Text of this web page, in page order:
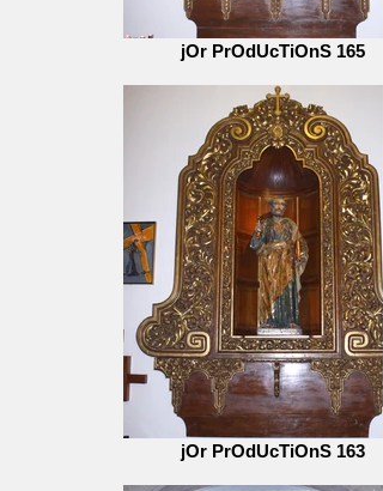
jOr PrOdUcTiOnS 165
jOr PrOdUcTiOnS 163